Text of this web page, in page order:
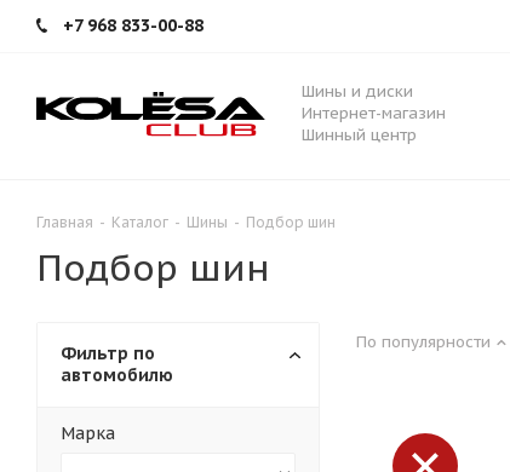
+7 968 833-00-88
Шины и диски
Интернет-магазин
Шинный центр
Главная - Каталог - Шины - Подбор шин
Подбор шин
По популярности
Фильтр по
автомобилю
Марка